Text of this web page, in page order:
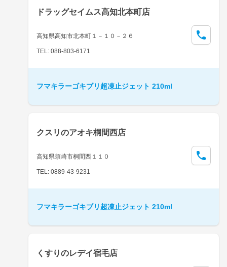
ドラッグセイムス高知北本町店
高知県高知市北本町１－１０－２６
TEL: 088-803-6171
フマキラーゴキブリ超凍止ジェット 210ml
クスリのアオキ桐間西店
高知県須崎市桐間西１１０
TEL: 0889-43-9231
フマキラーゴキブリ超凍止ジェット 210ml
くすりのレデイ宿毛店